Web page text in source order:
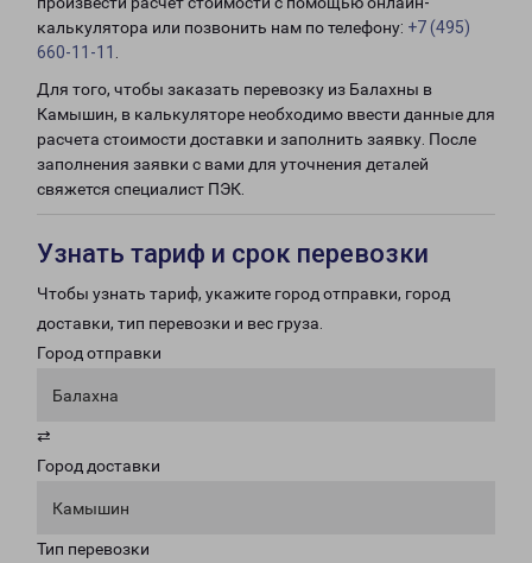
калькулятора или позвонить нам по телефону: +7 (495)
660-11-11
Для того, чтобы заказать перевозку из Балахны в
Камышин, в калькуляторе необходимо ввести данные для
расчета стоимости доставки и заполнить заявку. После
заполнения заявки с вами для уточнения деталей
свяжется специалист ПЭК.
Узнать тариф и срок перевозки
Чтобы узнать тариф, укажите город отправки, город
доставки, тип перевозки и вес груза.
Город отправки
Балахна
⇄
Город доставки
Камышин
Тип перевозки